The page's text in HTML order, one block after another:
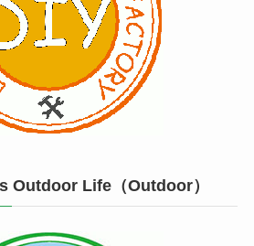
Outdoor Life（Outdoor）